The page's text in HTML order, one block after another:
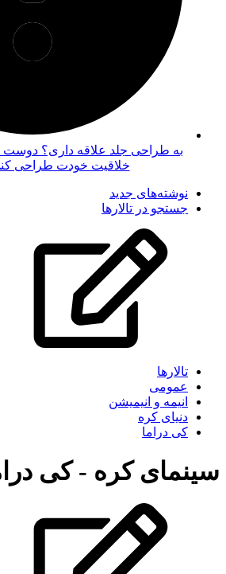
به طراحی جلد علاقه داری؟ دوست
خلاقیت خودت طراحی
نوشته‌های جدید
جستجو در تالارها
تالارها
عمومی
انیمه و انیمیشن
دنیای کره
کی دراما
سینمای کره - کی